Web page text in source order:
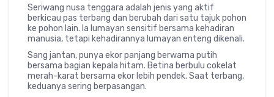
Seriwang nusa tenggara adalah jenis yang aktif
berkicau pas terbang dan berubah dari satu tajuk pohon
ke pohon lain. Ia lumayan sensitif bersama kehadiran
manusia, tetapi kehadirannya lumayan enteng dikenali.
Sang jantan, punya ekor panjang berwarna putih
bersama bagian kepala hitam. Betina berbulu cokelat
merah-karat bersama ekor lebih pendek. Saat terbang,
keduanya sering berpasangan.